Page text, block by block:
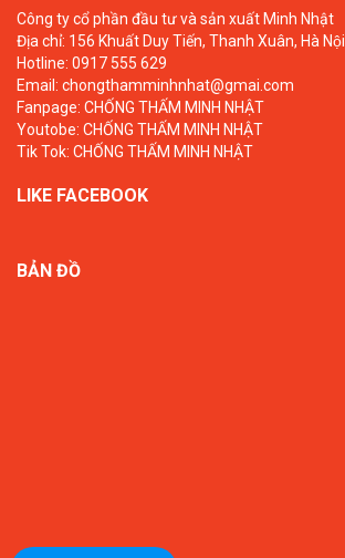
Công ty cổ phần đầu tư và sản xuất Minh Nhật
Địa chỉ: 156 Khuất Duy Tiến, Thanh Xuân, Hà Nội
Hotline: 0917 555 629
Email: chongthamminhnhat@gmai.com
Fanpage: CHỐNG THẤM MINH NHẬT
Youtobe: CHỐNG THẤM MINH NHẬT
Tik Tok: CHỐNG THẤM MINH NHẬT
LIKE FACEBOOK
BẢN ĐỒ